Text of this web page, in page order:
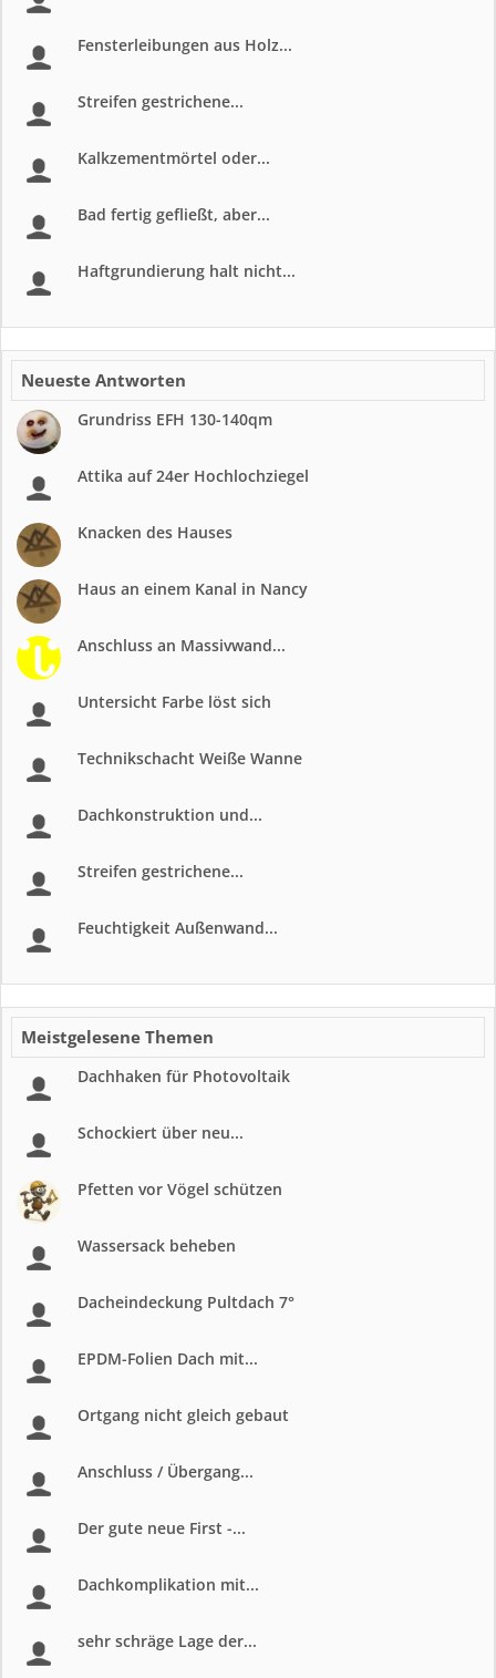
Fensterleibungen aus Holz...
Streifen gestrichene...
Kalkzementmörtel oder...
Bad fertig gefließt, aber...
Haftgrundierung halt nicht...
Neueste Antworten
Grundriss EFH 130-140qm
Attika auf 24er Hochlochziegel
Knacken des Hauses
Haus an einem Kanal in Nancy
Anschluss an Massivwand...
Untersicht Farbe löst sich
Technikschacht Weiße Wanne
Dachkonstruktion und...
Streifen gestrichene...
Feuchtigkeit Außenwand...
Meistgelesene Themen
Dachhaken für Photovoltaik
Schockiert über neu...
Pfetten vor Vögel schützen
Wassersack beheben
Dacheindeckung Pultdach 7°
EPDM-Folien Dach mit...
Ortgang nicht gleich gebaut
Anschluss / Übergang...
Der gute neue First -...
Dachkomplikation mit...
sehr schräge Lage der...